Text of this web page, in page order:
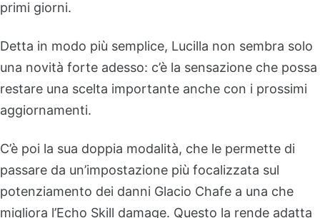
primi giorni.
Detta in modo più semplice, Lucilla non sembra solo
una novità forte adesso: c’è la sensazione che possa
restare una scelta importante anche con i prossimi
aggiornamenti.
C’è poi la sua doppia modalità, che le permette di
passare da un’impostazione più focalizzata sul
potenziamento dei danni Glacio Chafe a una che
migliora l’Echo Skill damage. Questo la rende adatta